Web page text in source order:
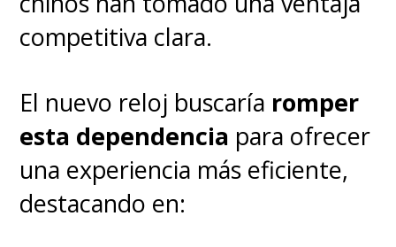
competitiva clara.
El nuevo reloj buscaría romper
esta dependencia para ofrecer
una experiencia más eficiente,
destacando en: